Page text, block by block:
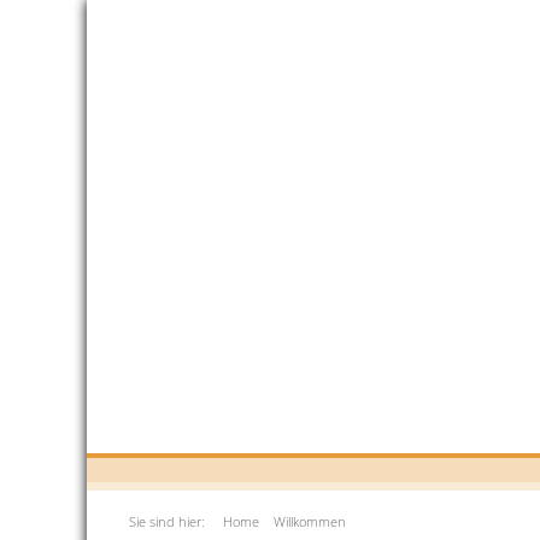
Sie sind hier: Home Willkommen